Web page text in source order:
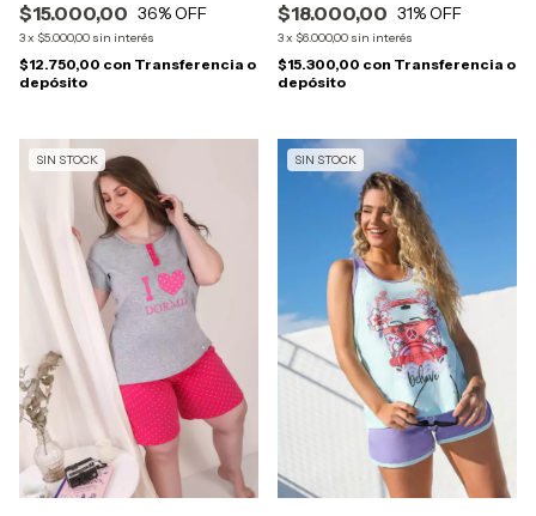
$15.000,00 36% OFF
3x $5.000,00 sin interés
$12.750,00 con Transferencia o
depósito
$18.000,00 31% OFF
3x $6.000,00 sin interés
$15.300,00 con Transferencia o
depósito
SIN STOCK SIN STOCK